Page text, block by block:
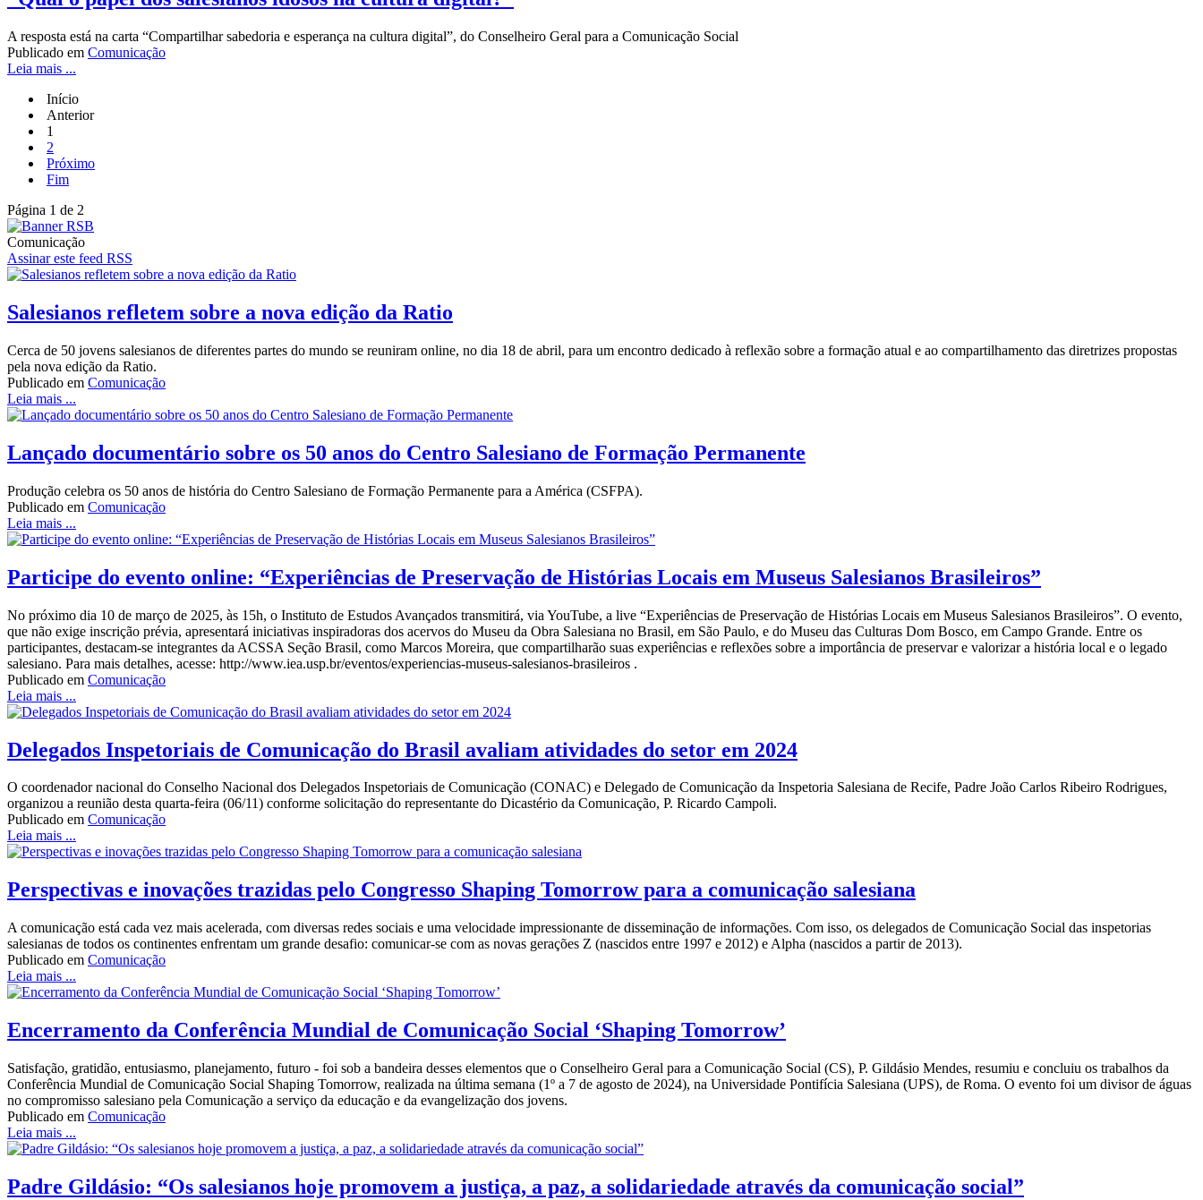
A resposta está na carta “Compartilhar sabedoria e esperança na cultura digital”, do Conselheiro Geral para a Comunicação Social
Publicado em Comunicação
Leia mais ...
Início
Anterior
1
2
Próximo
Fim
Página 1 de 2
Comunicação
Assinar este feed RSS
Salesianos refletem sobre a nova edição da Ratio
Cerca de 50 jovens salesianos de diferentes partes do mundo se reuniram online, no dia 18 de abril, para um encontro dedicado à reflexão sobre a formação atual e ao compartilhamento das diretrizes propostas
pela nova edição da Ratio.
Publicado em Comunicação
Leia mais ...
Lançado documentário sobre os 50 anos do Centro Salesiano de Formação Permanente
Produção celebra os 50 anos de história do Centro Salesiano de Formação Permanente para a América (CSFPA).
Publicado em Comunicação
Leia mais ...
Participe do evento online: “Experiências de Preservação de Histórias Locais em Museus Salesianos Brasileiros”
No próximo dia 10 de março de 2025, às 15h, o Instituto de Estudos Avançados transmitirá, via YouTube, a live “Experiências de Preservação de Histórias Locais em Museus Salesianos Brasileiros”. O evento,
que não exige inscrição prévia, apresentará iniciativas inspiradoras dos acervos do Museu da Obra Salesiana no Brasil, em São Paulo, e do Museu das Culturas Dom Bosco, em Campo Grande. Entre os
participantes, destacam-se integrantes da ACSSA Seção Brasil, como Marcos Moreira, que compartilharão suas experiências e reflexões sobre a importância de preservar e valorizar a história local e o legado
salesiano. Para mais detalhes, acesse: http://www.iea.usp.br/eventos/experiencias-museus-salesianos-brasileiros .
Publicado em Comunicação
Leia mais ...
Delegados Inspetoriais de Comunicação do Brasil avaliam atividades do setor em 2024
O coordenador nacional do Conselho Nacional dos Delegados Inspetoriais de Comunicação (CONAC) e Delegado de Comunicação da Inspetoria Salesiana de Recife, Padre João Carlos Ribeiro Rodrigues,
organizou a reunião desta quarta-feira (06/11) conforme solicitação do representante do Dicastério da Comunicação, P. Ricardo Campoli.
Publicado em Comunicação
Leia mais ...
Perspectivas e inovações trazidas pelo Congresso Shaping Tomorrow para a comunicação salesiana
A comunicação está cada vez mais acelerada, com diversas redes sociais e uma velocidade impressionante de disseminação de informações. Com isso, os delegados de Comunicação Social das inspetorias
salesianas de todos os continentes enfrentam um grande desafio: comunicar-se com as novas gerações Z (nascidos entre 1997 e 2012) e Alpha (nascidos a partir de 2013).
Publicado em Comunicação
Leia mais ...
Encerramento da Conferência Mundial de Comunicação Social ‘Shaping Tomorrow’
Satisfação, gratidão, entusiasmo, planejamento, futuro - foi sob a bandeira desses elementos que o Conselheiro Geral para a Comunicação Social (CS), P. Gildásio Mendes, resumiu e concluiu os trabalhos da
Conferência Mundial de Comunicação Social Shaping Tomorrow, realizada na última semana (1º a 7 de agosto de 2024), na Universidade Pontifícia Salesiana (UPS), de Roma. O evento foi um divisor de águas
no compromisso salesiano pela Comunicação a serviço da educação e da evangelização dos jovens.
Publicado em Comunicação
Leia mais ...
Padre Gildásio: “Os salesianos hoje promovem a justiça, a paz, a solidariedade através da comunicação social”